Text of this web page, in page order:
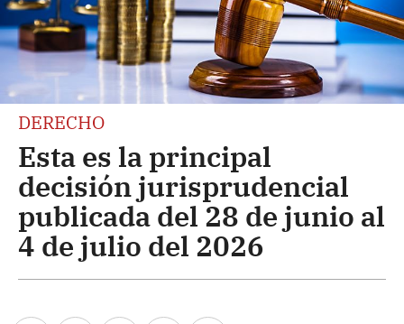
DERECHO
Esta es la principal
decisión jurisprudencial
publicada del 28 de junio al
4 de julio del 2026